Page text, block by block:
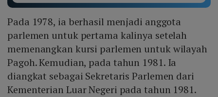
Pada 1978, ia berhasil menjadi anggota
parlemen untuk pertama kalinya setelah
memenangkan kursi parlemen untuk wilayah
Pagoh. Kemudian, pada tahun 1981. Ia
diangkat sebagai Sekretaris Parlemen dari
Kementerian Luar Negeri pada tahun 1981.